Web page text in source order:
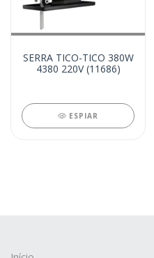
SERRA TICO-TICO 380W
4380 220V (11686)
ESPIAR